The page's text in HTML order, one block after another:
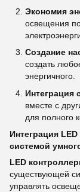
Экономия
освещения
Создание
создать
энергичного.
вместе с
для полного
Интеграция
системой
LED
существующей
управлять